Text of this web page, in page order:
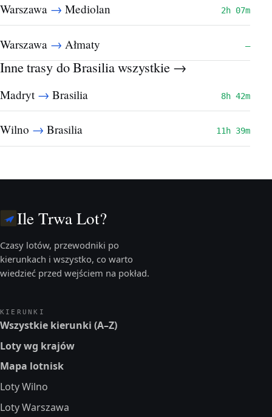
Warszawa → Mediolan 2h 07m
Warszawa → Ałmaty —
Inne trasy do Brasiliawszystkie →
Madryt → Brasilia 8h 42m
Wilno → Brasilia 11h 39m
Ile Trwa Lot?
Czasy lotów, przewodniki po
kierunkach i wszystko, co warto
wiedzieć przed wejściem na pokład.
KIERUNKI
Wszystkie kierunki (A–Z)
Loty wg krajów
Mapa lotnisk
Loty Wilno
Loty Warszawa